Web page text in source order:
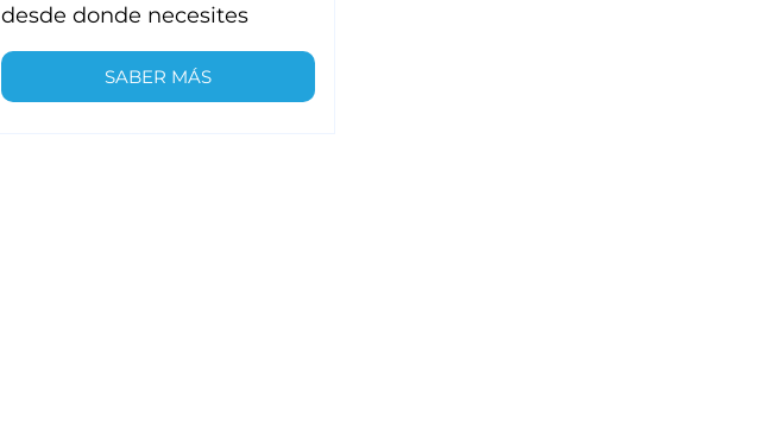
desde donde necesites
SABER MÁS